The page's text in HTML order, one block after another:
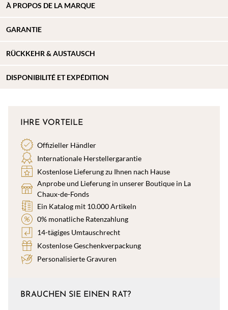
À PROPOS DE LA MARQUE
GARANTIE
RÜCKKEHR & AUSTAUSCH
DISPONIBILITÉ ET EXPÉDITION
IHRE VORTEILE
Offizieller Händler
Internationale Herstellergarantie
Kostenlose Lieferung zu Ihnen nach Hause
Anprobe und Lieferung in unserer Boutique in La
Chaux-de-Fonds
Ein Katalog mit 10.000 Artikeln
0% monatliche Ratenzahlung
14-tägiges Umtauschrecht
Kostenlose Geschenkverpackung
Personalisierte Gravuren
BRAUCHEN SIE EINEN RAT?